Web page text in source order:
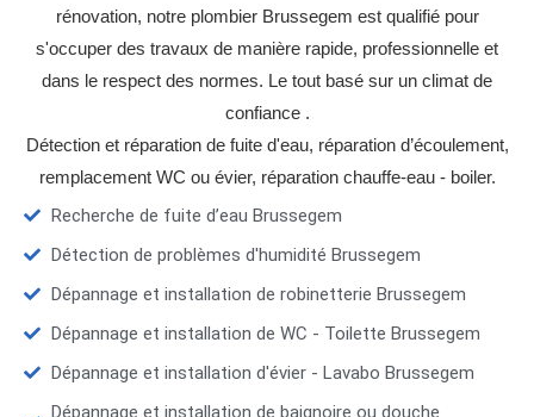
rénovation, notre plombier Brussegem est qualifié pour
s'occuper des travaux de manière rapide, professionnelle et
dans le respect des normes. Le tout basé sur un climat de
confiance .
Détection et réparation de fuite d'eau, réparation d’écoulement,
remplacement WC ou évier, réparation chauffe-eau - boiler.
Recherche de fuite d’eau Brussegem
Détection de problèmes d'humidité Brussegem
Dépannage et installation de robinetterie Brussegem
Dépannage et installation de WC - Toilette Brussegem
Dépannage et installation d'évier - Lavabo Brussegem
Dépannage et installation de baignoire ou douche